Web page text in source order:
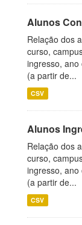
Alunos
Relação dos
curso,
ingresso,
(a partir de...
CSV
Alunos
Relação dos
curso,
ingresso,
(a partir de...
CSV